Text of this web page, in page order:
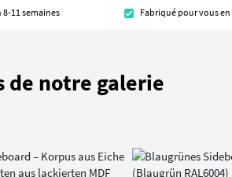
11 semaines Fabriqué pour vous en
de notre galerie